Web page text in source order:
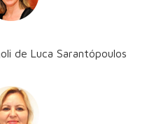
de Luca Sarantópoulos